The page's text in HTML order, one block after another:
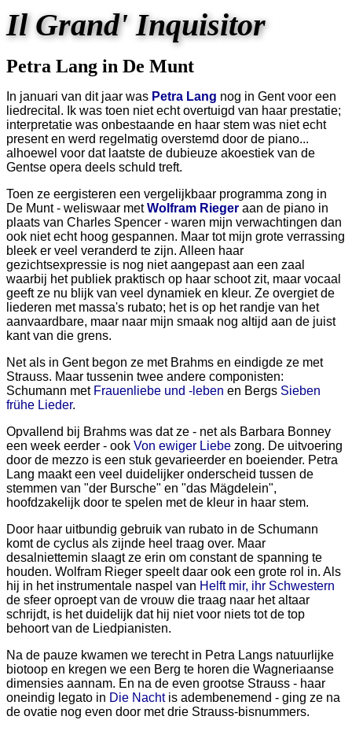
Il Grand' Inquisitor
Petra Lang in De Munt
In januari van dit jaar was Petra Lang nog in Gent voor een
liedrecital. Ik was toen niet echt overtuigd van haar prestatie;
interpretatie was onbestaande en haar stem was niet echt
present en werd regelmatig overstemd door de piano...
alhoewel voor dat laatste de dubieuze akoestiek van de
Gentse opera deels schuld treft.
Toen ze eergisteren een vergelijkbaar programma zong in
De Munt - weliswaar metWolfram Rieger aan de piano in
plaats van Charles Spencer - waren mijn verwachtingen dan
ook niet echt hoog gespannen. Maar tot mijn grote verrassing
bleek er veel veranderd te zijn. Alleen haar
gezichtsexpressie is nog niet aangepast aan een zaal
waarbij het publiek praktisch op haar schoot zit, maar vocaal
geeft ze nu blijk van veel dynamiek en kleur. Ze overgiet de
liederen met massa's rubato; het is op het randje van het
aanvaardbare, maar naar mijn smaak nog altijd aan de juist
kant van die grens.
Net als in Gent begon ze met Brahms en eindigde ze met
Strauss. Maar tussenin twee andere componisten:
Schumann met Frauenliebe und -leben en Bergs Sieben
frühe Lieder.
Opvallend bij Brahms was dat ze - net als Barbara Bonney
een week eerder - ook Von ewiger Liebe zong. De uitvoering
door de mezzo is een stuk gevarieerder en boeiender. Petra
Lang maakt een veel duidelijker onderscheid tussen de
stemmen van "der Bursche" en "das Mägdelein",
hoofdzakelijk door te spelen met de kleur in haar stem.
Door haar uitbundig gebruik van rubato in de Schumann
komt de cyclus als zijnde heel traag over. Maar
desalniettemin slaagt ze erin om constant de spanning te
houden. Wolfram Rieger speelt daar ook een grote rol in. Als
hij in het instrumentale naspel van Helft mir, ihr Schwestern
de sfeer oproept van de vrouw die traag naar het altaar
schrijdt, is het duidelijk dat hij niet voor niets tot de top
behoort van de Liedpianisten.
Na de pauze kwamen we terecht in Petra Langs natuurlijke
biotoop en kregen we een Berg te horen die Wagneriaanse
dimensies aannam. En na de even grootse Strauss - haar
oneindig legato in Die Nachtis adembenemend - ging ze na
de ovatie nog even door met drie Strauss-bisnummers.